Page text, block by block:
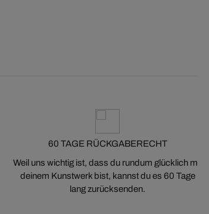
60 TAGE RÜCKGABERECHT
Weil uns wichtig ist, dass du rundum glücklich mit
deinem Kunstwerk bist, kannst du es 60 Tage
lang zurücksenden.